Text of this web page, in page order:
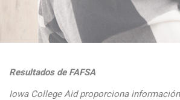
Resultados de FAFSA
Iowa College Aid proporciona informaci